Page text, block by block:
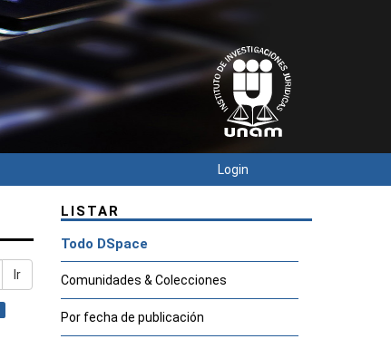
Login
Ir
LISTAR
Todo DSpace
Comunidades & Colecciones
Por fecha de publicación